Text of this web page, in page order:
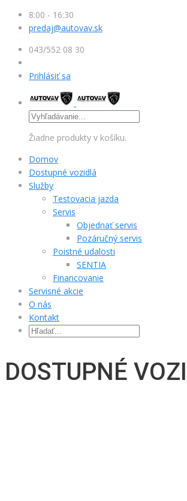
8:00 - 16:30
predaj@autovav.sk
043/552 08 30
Prihlásiť sa
Žiadne produkty v košíku.
Domov
Dostupné vozidlá
Služby
Testovacia jazda
Servis
Objednať servis
Pozáručný servis
Poistné udalosti
SENTIA
Financovanie
Servisné akcie
O nás
Kontakt
DOSTUPNÉ